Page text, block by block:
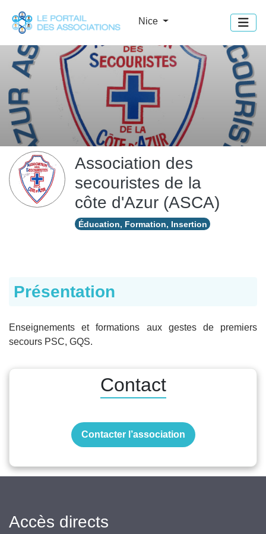
Nice
Association des
secouristes de la
côte d'Azur (ASCA)
Éducation, Formation, Insertion
Présentation
Enseignements et formations aux gestes de premiers
secours PSC, GQS.
Contact
Contacter l’association
Accès directs